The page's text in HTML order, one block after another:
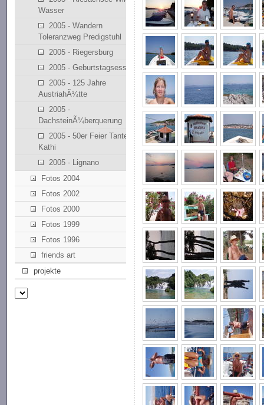
Wasser
2005 - Wandern
Toleranzweg Predigstuhl
2005 - Riegersburg
2005 - Geburtstagsessen
2005 - 125 Jahre
AustriahÃ¼tte
2005 -
DachsteinÃ¼berquerung
2005 - 50er Feier Tante
Kathi
2005 - Lignano
Fotos 2004
Fotos 2002
Fotos 2000
Fotos 1999
Fotos 1996
friends art
projekte